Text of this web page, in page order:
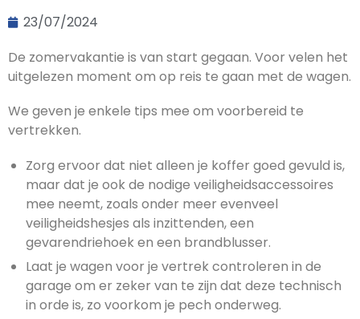
23/07/2024
De zomervakantie is van start gegaan. Voor velen het
uitgelezen moment om op reis te gaan met de wagen.
We geven je enkele tips mee om voorbereid te
vertrekken.
Zorg ervoor dat niet alleen je koffer goed gevuld is,
maar dat je ook de nodige veiligheidsaccessoires
mee neemt, zoals onder meer evenveel
veiligheidshesjes als inzittenden, een
gevarendriehoek en een brandblusser.
Laat je wagen voor je vertrek controleren in de
garage om er zeker van te zijn dat deze technisch
in orde is, zo voorkom je pech onderweg.